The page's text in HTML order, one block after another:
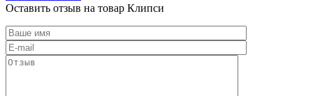
Оставить отзыв на товар Клипси